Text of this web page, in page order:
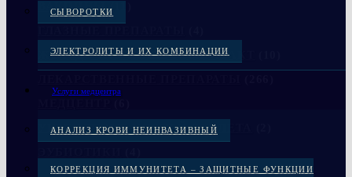
СЫВОРОТКИ
ЭЛЕКТРОЛИТЫ И ИХ КОМБИНАЦИИ
Услуги медцентра
АНАЛИЗ КРОВИ НЕИНВАЗИВНЫЙ
КОРРЕКЦИЯ ИММУНИТЕТА – ЗАЩИТНЫЕ ФУНКЦИИ
ВАКЦИНЫ(11)
ЖЕЛУДОЧНО-КИШЕЧНЫЙ ТРАКТ
УКРЕПЛЕНИЕ КОСТЕЙ СКЕЛЕТА